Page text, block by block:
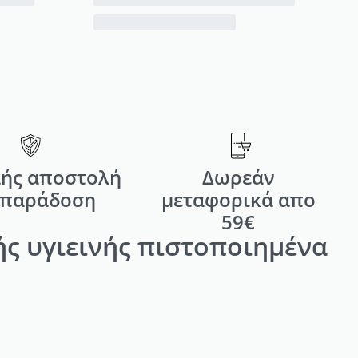
αποστολή
Δωρεάν
μεταφορικά απο
59€
υγιεινής πιστοποιημένα